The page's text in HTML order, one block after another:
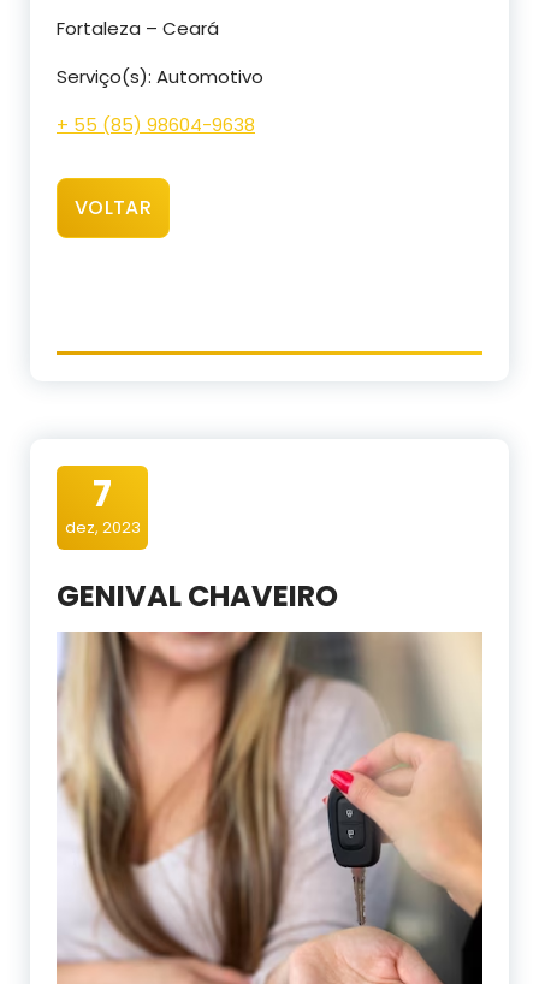
Fortaleza – Ceará
Serviço(s): Automotivo
+ 55 (85) 98604-9638
VOLTAR
7
dez, 2023
GENIVAL CHAVEIRO